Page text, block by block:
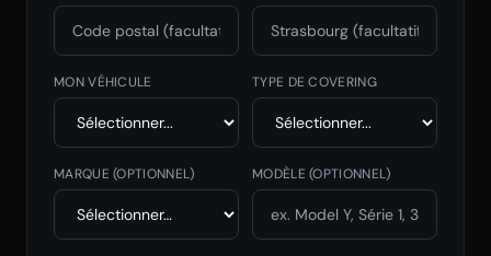
MON VÉHICULE TYPE DE COVERING
MARQUE(OPTIONNEL) MODÈLE(OPTIONNEL)